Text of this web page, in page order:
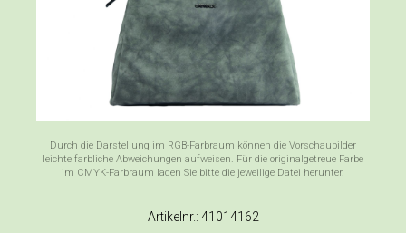
Durch die Darstellung im RGB-Farbraum können die Vorschaubilder
leichte farbliche Abweichungen aufweisen. Für die originalgetreue Farbe
im CMYK-Farbraum laden Sie bitte die jeweilige Datei herunter.
Artikelnr.: 41014162